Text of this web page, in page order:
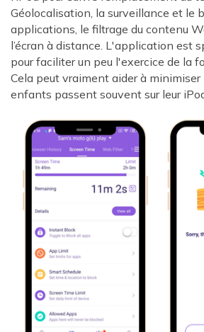
Géolocalisation, la surveillance et le
applications, le filtrage du contenu
l’écran à distance. L'application est
pour faciliter un peu l'exercice de la
Cela peut vraiment aider à minimiser
enfants passent souvent sur leur